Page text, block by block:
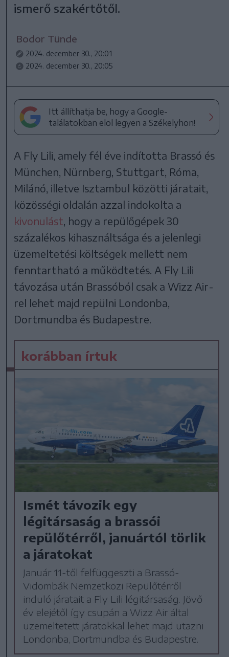
ismerő szakértőtől.
Bodor Tünde
2024. december 30., 20:01
2024. december 30., 20:05
Itt állíthatja be, hogy a Google-
találatokban elöl legyen a Székelyhon!
A Fly Lili, amely fél éve indította Brassó és
München, Nürnberg, Stuttgart, Róma,
Milánó, illetve Isztambul közötti járatait,
közösségi oldalán azzal indokolta a
kivonulást , hogy a repülőgépek 30
százalékos kihasználtsága és a jelenlegi
üzemeltetési költségek mellett nem
fenntartható a működtetés. A Fly Lili
távozása után Brassóból csak a Wizz Air-
rel lehet majd repülni Londonba,
Dortmundba és Budapestre.
korábban írtuk
Ismét távozik egy
légitársaság a brassói
repülőtérről, januártól törlik
a járatokat
Január 11-től felfüggeszti a Brassó-
Vidombák Nemzetközi Repülőtérről
induló járatait a Fly Lili légitársaság. Jövő
év elejétől így csupán a Wizz Air által
üzemeltetett járatokkal lehet majd utazni
Londonba, Dortmundba és Budapestre.